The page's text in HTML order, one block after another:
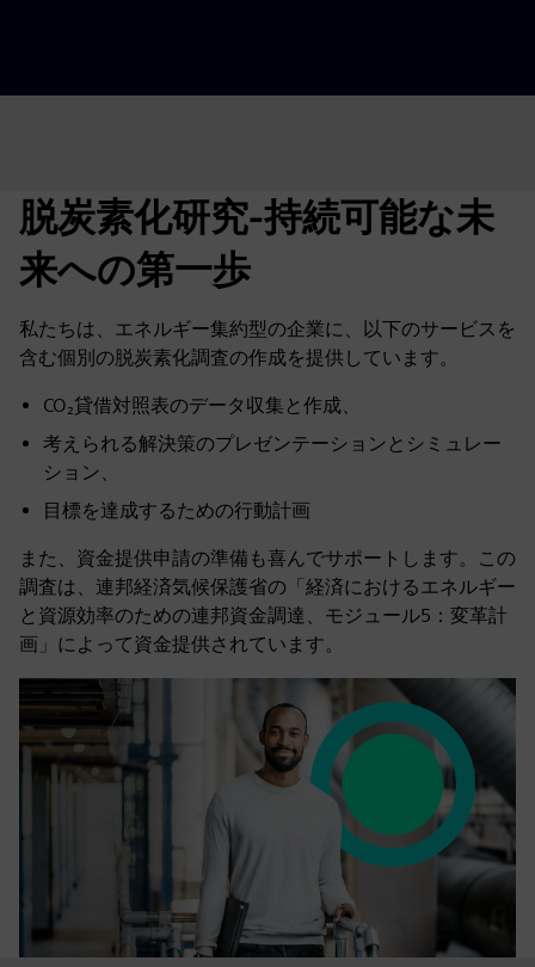
脱炭素化研究-持続可能な未
来への第一歩
私たちは、エネルギー集約型の企業に、以下のサービスを
含む個別の脱炭素化調査の作成を提供しています。
CO₂貸借対照表のデータ収集と作成、
考えられる解決策のプレゼンテーションとシミュレー
ション、
目標を達成するための行動計画
また、資金提供申請の準備も喜んでサポートします。この
調査は、連邦経済気候保護省の「経済におけるエネルギー
と資源効率のための連邦資金調達、モジュール5：変革計
画」によって資金提供されています。